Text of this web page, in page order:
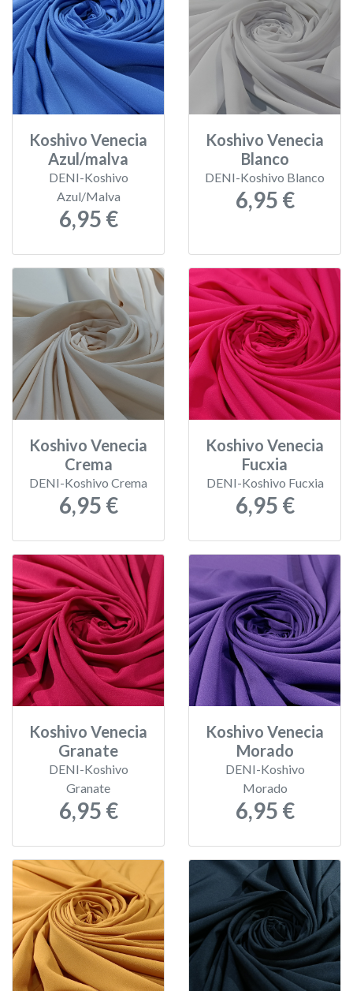
Koshivo Venecia
Azul/malva
DENI-Koshivo
Azul/Malva
6,95 €
Koshivo Venecia
Blanco
DENI-Koshivo Blanco
6,95 €
Koshivo Venecia
Crema
DENI-Koshivo Crema
6,95 €
Koshivo Venecia
Fucxia
DENI-Koshivo Fucxia
6,95 €
Koshivo Venecia
Granate
DENI-Koshivo
Granate
6,95 €
Koshivo Venecia
Morado
DENI-Koshivo
Morado
6,95 €